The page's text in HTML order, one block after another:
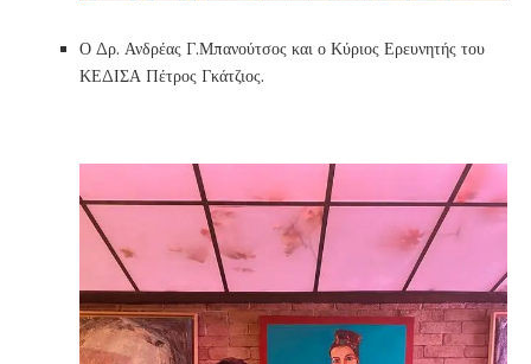
Ο Δρ. Ανδρέας Γ.Μπανούτσος και ο Κύριος Ερευνητής του
ΚΕΔΙΣΑ Πέτρος Γκάτζιος.